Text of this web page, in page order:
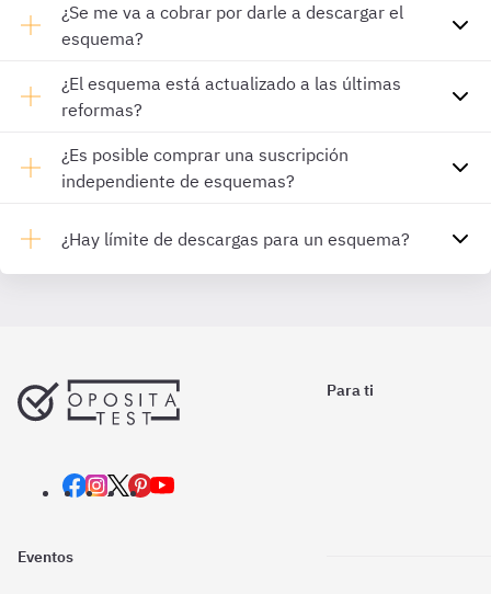
¿Se me va a cobrar por darle a descargar el
esquema?
¿El esquema está actualizado a las últimas
reformas?
¿Es posible comprar una suscripción
independiente de esquemas?
¿Hay límite de descargas para un esquema?
Para ti
Eventos